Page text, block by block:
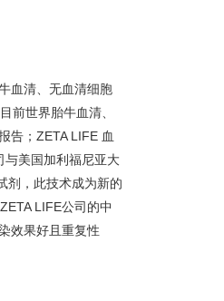
血清、无血清细胞
前世界胎牛血清、
告；ZETA LIFE 血
与美国加利福尼亚大
剂，此技术成为新的
LIFE公司的中
效果好且重复性